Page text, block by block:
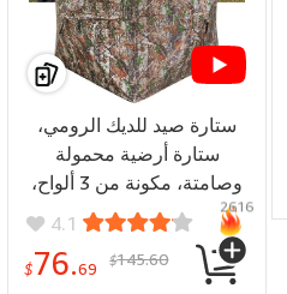
ستارة صيد للديك الرومي،
ستارة أرضية محمولة
وصامتة، مكونة من 3 ألواح،
مناسبة لصيد الغزلان والبط
والديوك الرومي
4.1
$76.69 $145.60
2616